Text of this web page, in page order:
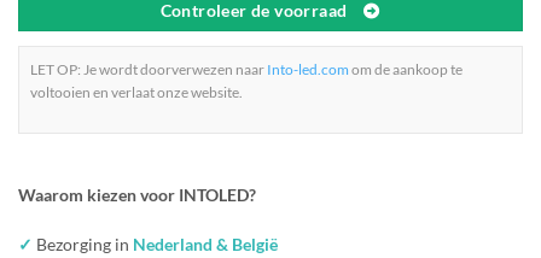
Controleer de voorraad
LET OP: Je wordt doorverwezen naar Into-led.com om de aankoop te
voltooien en verlaat onze website.
Waarom kiezen voor INTOLED?
✓ Bezorging in Nederland & België